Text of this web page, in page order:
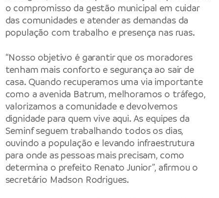
o compromisso da gestão municipal em cuidar
das comunidades e atender as demandas da
população com trabalho e presença nas ruas.
“Nosso objetivo é garantir que os moradores
tenham mais conforto e segurança ao sair de
casa. Quando recuperamos uma via importante
como a avenida Batrum, melhoramos o tráfego,
valorizamos a comunidade e devolvemos
dignidade para quem vive aqui. As equipes da
Seminf seguem trabalhando todos os dias,
ouvindo a população e levando infraestrutura
para onde as pessoas mais precisam, como
determina o prefeito Renato Junior”, afirmou o
secretário Madson Rodrigues.